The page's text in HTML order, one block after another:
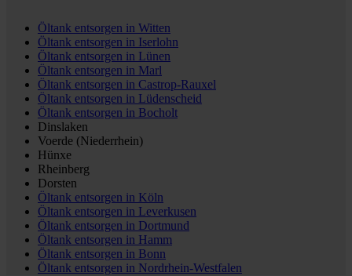
Öltank entsorgen in Witten
Öltank entsorgen in Iserlohn
Öltank entsorgen in Lünen
Öltank entsorgen in Marl
Öltank entsorgen in Castrop-Rauxel
Öltank entsorgen in Lüdenscheid
Öltank entsorgen in Bocholt
Dinslaken
Voerde (Niederrhein)
Hünxe
Rheinberg
Dorsten
Öltank entsorgen in Köln
Öltank entsorgen in Leverkusen
Öltank entsorgen in Dortmund
Öltank entsorgen in Hamm
Öltank entsorgen in Bonn
Öltank entsorgen in Nordrhein-Westfalen